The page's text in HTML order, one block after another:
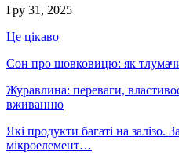
Гру 31, 2025
Це цікаво
Сон про шовковицю: як
Журавлина: переваги,
вживанню
Які продукти багаті на залізо.
мікроелемент…